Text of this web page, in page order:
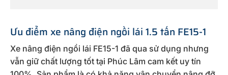
Ưu điểm xe nâng điện ngồi lái 1.5 tấn FE15-1
Xe nâng điện ngồi lái FE15-1 đã qua sử dụng nhưng
vẫn giữ chất lượng tốt tại Phúc Lâm cam kết uy tín